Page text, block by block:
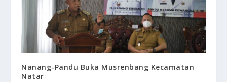
Nanang-Pandu Buka Musrenbang Kecamatan
Natar